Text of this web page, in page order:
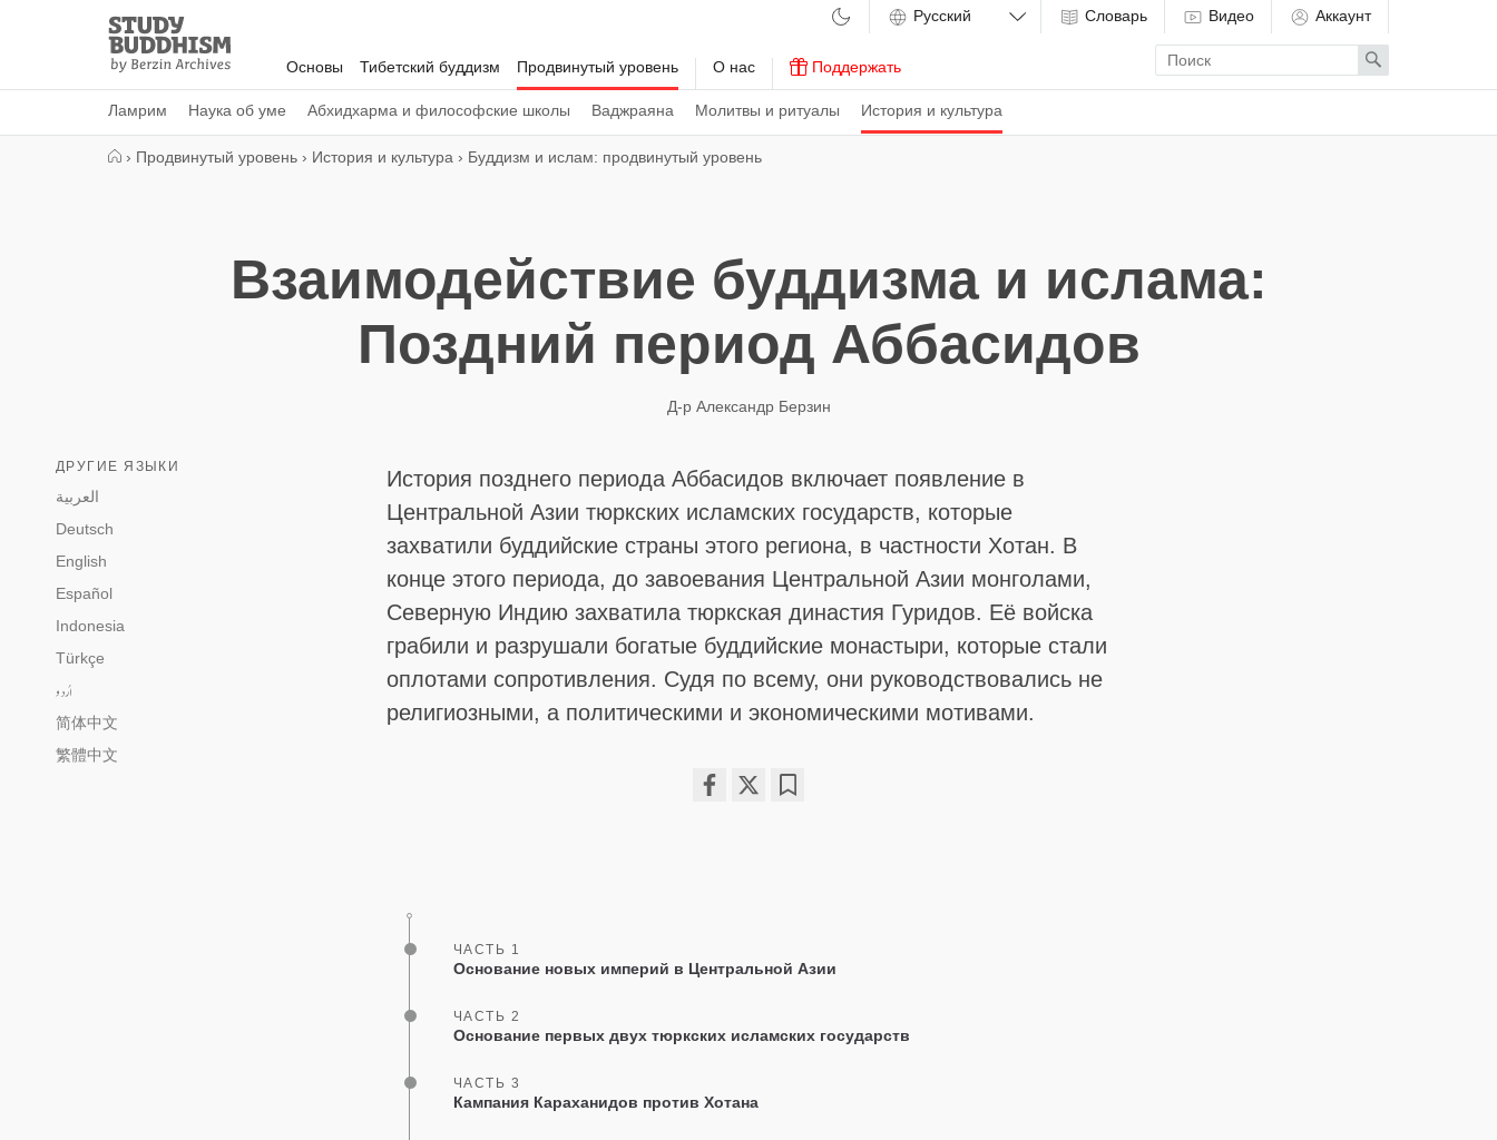
Study
Buddhism
Home
Основы Тибетский буддизм Продвинутый уровень
Ламрим Наука об уме Абхидхарма и философские школы Ваджраяна Молитвы и ритуалы История и культура
О нас Поддержать
Словарь Видео Аккаунт
Enter
search
term
Search
› Продвинутый уровень › История и культура › Буддизм и ислам: продвинутый уровень
Взаимодействие буддизма и ислама:
Поздний период Аббасидов
Д-р Александр Берзин
ДРУГИЕ ЯЗЫКИ
العربية
Deutsch
English
Español
Indonesia
Türkçe
اُردو
简体中文
繁體中文
История позднего периода Аббасидов включает появление в
Центральной Азии тюркских исламских государств, которые
захватили буддийские страны этого региона, в частности Хотан. В
конце этого периода, до завоевания Центральной Азии монголами,
Северную Индию захватила тюркская династия Гуридов. Её войска
грабили и разрушали богатые буддийские монастыри, которые стали
оплотами сопротивления. Судя по всему, они руководствовались не
религиозными, а политическими и экономическими мотивами.
ЧАСТЬ 1
Основание новых империй в Центральной Азии
ЧАСТЬ 2
Основание первых двух тюркских исламских государств
ЧАСТЬ 3
Кампания Караханидов против Хотана